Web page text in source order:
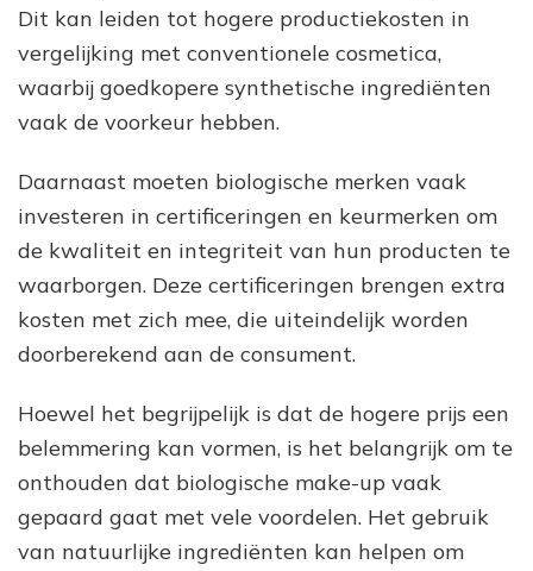
Dit kan leiden tot hogere productiekosten in
vergelijking met conventionele cosmetica,
waarbij goedkopere synthetische ingrediënten
vaak de voorkeur hebben.
Daarnaast moeten biologische merken vaak
investeren in certificeringen en keurmerken om
de kwaliteit en integriteit van hun producten te
waarborgen. Deze certificeringen brengen extra
kosten met zich mee, die uiteindelijk worden
doorberekend aan de consument.
Hoewel het begrijpelijk is dat de hogere prijs een
belemmering kan vormen, is het belangrijk om te
onthouden dat biologische make-up vaak
gepaard gaat met vele voordelen. Het gebruik
van natuurlijke ingrediënten kan helpen om